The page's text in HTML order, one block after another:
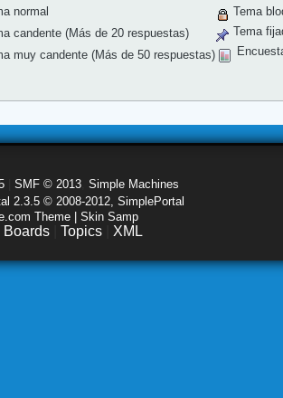
normal
candente (Más de 20 respuestas)
muy candente (Más de 50 respuestas)
Tema
Tema
SMF © 2013 Simple Machines
2.3.5 © 2008-2012, SimplePortal
Theme | Skin Samp
Boards Topics XML